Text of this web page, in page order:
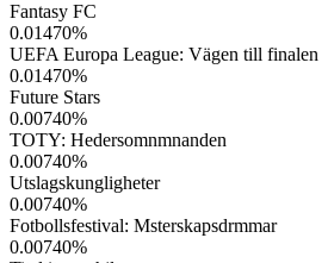
Fantasy FC
0.01470%
UEFA Europa League: Vägen till finalen
0.01470%
Future Stars
0.00740%
TOTY: Hedersomnmnanden
0.00740%
Utslagskungligheter
0.00740%
Fotbollsfestival: Msterskapsdrmmar
0.00740%